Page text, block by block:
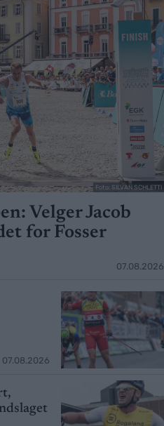
Foto: SILVAN SCHLETTI
Velger Jacob
for Fosser
07.08.2026
07.08.2026